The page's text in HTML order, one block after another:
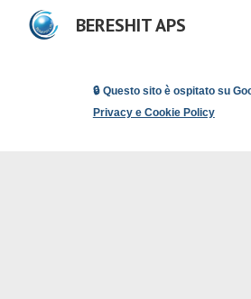
BERESHIT APS
🔒 Questo sito è ospitato su
Privacy e Cookie Policy